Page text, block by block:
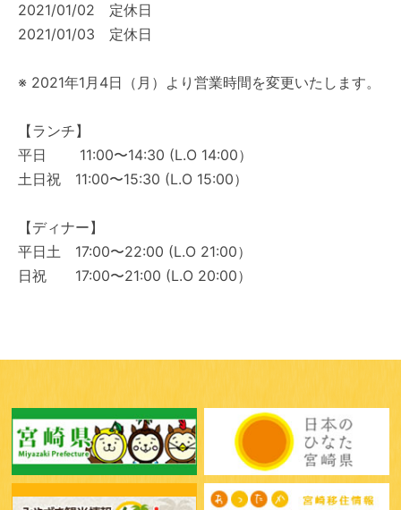
2021/01/02 定休日
2021/01/03 定休日
※ 2021年1月4日（月）より営業時間を変更いたします。
【ランチ】
平日 11:00〜14:30 (L.O 14:00）
土日祝 11:00〜15:30 (L.O 15:00）
【ディナー】
平日土 17:00〜22:00 (L.O 21:00）
日祝 17:00〜21:00 (L.O 20:00）